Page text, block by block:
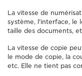
La vitesse de
système, l'interface, le
taille des documents,
La vitesse de copie
le mode de copie, la
etc. Elle ne tient pas